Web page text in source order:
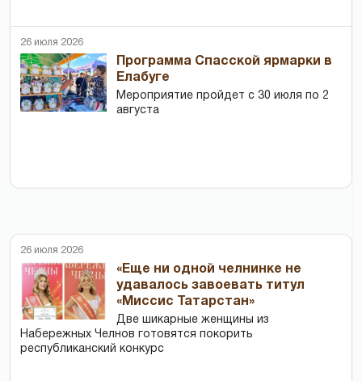
26 июля 2026
Программа Спасской ярмарки в
Елабуге
Мероприятие пройдет с 30 июля по 2
августа
26 июля 2026
«Еще ни одной челнинке не
удавалось завоевать титул
«Миссис Татарстан»
Две шикарные женщины из
Набережных Челнов готовятся покорить
республиканский конкурс